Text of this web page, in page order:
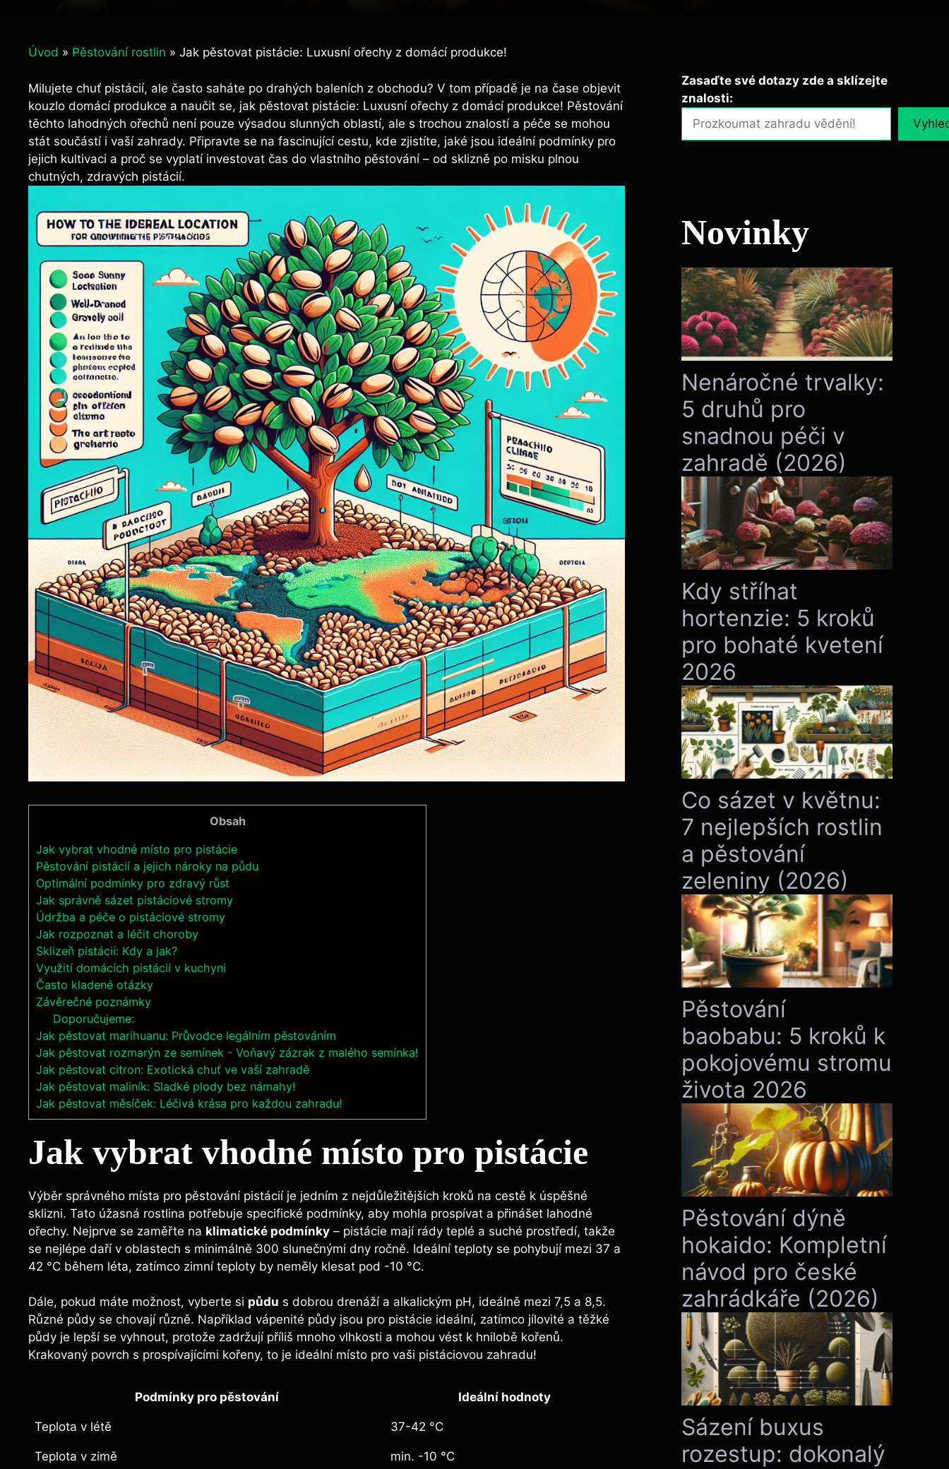
Úvod » Pěstování rostlin » Jak pěstovat pistácie: Luxusní ořechy z domácí produkce!
Milujete chuť pistácií, ale často saháte po drahých baleních z obchodu? V tom případě je na čase objevit
kouzlo domácí produkce a naučit se, jak pěstovat pistácie: Luxusní ořechy z domácí produkce! Pěstování
těchto lahodných ořechů není pouze výsadou slunných oblastí, ale s trochou znalostí a péče se mohou
stát součástí i vaší zahrady. Připravte se na fascinující cestu, kde zjistíte, jaké jsou ideální podmínky pro
jejich kultivaci a proč se vyplatí investovat čas do vlastního pěstování – od sklizně po misku plnou
chutných, zdravých pistácií.
Obsah
Jak vybrat vhodné místo pro pistácie
Pěstování pistácií a jejich nároky na půdu
Optimální podmínky pro zdravý růst
Jak správně sázet pistáciové stromy
Údržba a péče o pistáciové stromy
Jak rozpoznat a léčit choroby
Sklizeň pistácií: Kdy a jak?
Využití domácích pistácií v kuchyni
Často kladené otázky
Závěrečné poznámky
Doporučujeme:
Jak pěstovat marihuanu: Průvodce legálním pěstováním
Jak pěstovat rozmarýn ze semínek - Voňavý zázrak z malého semínka!
Jak pěstovat citron: Exotická chuť ve vaší zahradě
Jak pěstovat maliník: Sladké plody bez námahy!
Jak pěstovat měsíček: Léčivá krása pro každou zahradu!
Jak vybrat vhodné místo pro pistácie
Výběr správného místa pro pěstování pistácií je jedním z nejdůležitějších kroků na cestě k úspěšné
sklizni. Tato úžasná rostlina potřebuje specifické podmínky, aby mohla prospívat a přinášet lahodné
ořechy. Nejprve se zaměřte na klimatické podmínky – pistácie mají rády teplé a suché prostředí, takže
se nejlépe daří v oblastech s minimálně 300 slunečnými dny ročně. Ideální teploty se pohybují mezi 37 a
42 °C během léta, zatímco zimní teploty by neměly klesat pod -10 °C.
Dále, pokud máte možnost, vyberte si půdu s dobrou drenáží a alkalickým pH, ideálně mezi 7,5 a 8,5.
Různé půdy se chovají různě. Například vápenité půdy jsou pro pistácie ideální, zatímco jílovité a těžké
půdy je lepší se vyhnout, protože zadržují příliš mnoho vlhkosti a mohou vést k hnilobě kořenů.
Krakovaný povrch s prospívajícími kořeny, to je ideální místo pro vaši pistáciovou zahradu!
Podmínky pro pěstování Ideální hodnoty
Teplota v létě 37-42 °C
Teplota v zimě min. -10 °C
Zasaďte své dotazy zde a sklízejte
znalosti:
Novinky
Nenáročné trvalky:
5 druhů pro
snadnou péči v
zahradě (2026)
Kdy stříhat
hortenzie: 5 kroků
pro bohaté kvetení
2026
Co sázet v květnu:
7 nejlepších rostlin
a pěstování
zeleniny (2026)
Pěstování
baobabu: 5 kroků k
pokojovému stromu
života 2026
Pěstování dýně
hokaido: Kompletní
návod pro české
zahrádkáře (2026)
Sázení buxus
rozestup: dokonalý